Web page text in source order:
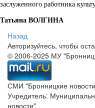
заслуженного работника
Татьяна ВОЛГИНА
Назад
Авторизуйтесь, чтобы
© 2006-2025 МУ
СМИ "Бронницкие
Учредитель:
новости"